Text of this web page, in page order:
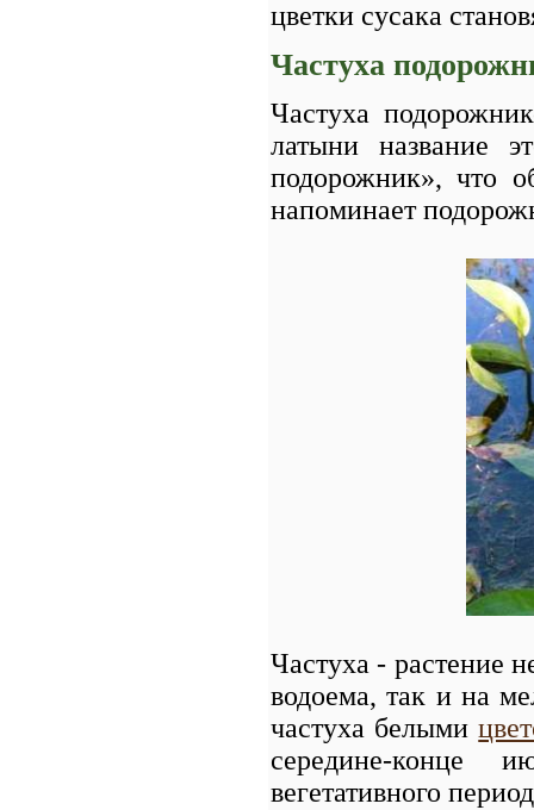
цветки сусака
Частуха
Частуха
латыни название
подорожник», что
напоминает
Частуха - растение
водоема, так и на
частуха белыми
середине-конце
вегетативного